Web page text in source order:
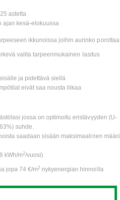
astetta
ajan kesä-elokuussa
ikkunoissa joihin aurinko porottaa
valita tarpeenmukainen lasitus
ja pidettävä siellä
eivät saa nousta liikaa
jossa on optimoitu eristävyyden (U-
suhde.
saadaan sisään maksimaalinen
kWh/m2/vuosi)
jopa 74 €/m2 nykyenergian hinnoilla